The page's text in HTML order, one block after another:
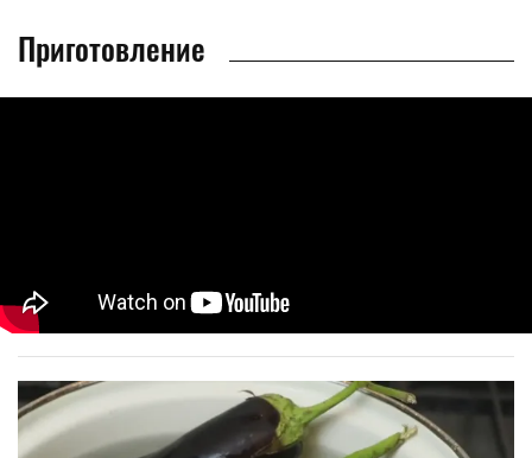
Приготовление